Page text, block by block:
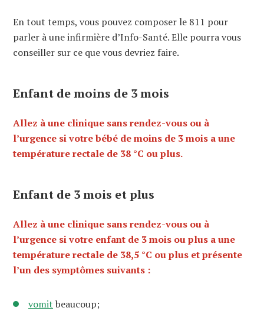
En tout temps, vous pouvez composer le 811 pour
parler à une infirmière d’Info-Santé. Elle pourra vous
conseiller sur ce que vous devriez faire.
Enfant de moins de 3 mois
Allez à une clinique sans rendez-vous ou à
l’urgence si votre bébé de moins de 3 mois a une
température rectale de 38 °C ou plus.
Enfant de 3 mois et plus
Allez à une clinique sans rendez-vous ou à
l’urgence si votre enfant de 3 mois ou plus a une
température rectale de 38,5 °C ou plus et présente
l’un des symptômes suivants :
vomit beaucoup;